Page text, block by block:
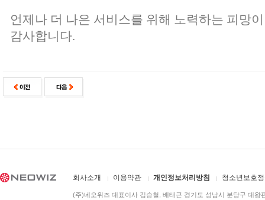
언제나 더 나은 서비스를 위해 노력하는 피망
감사합니다.
회사소개 이용약관 개인정보처리방침 청소년보호
(주)네오위즈 대표이사 김승철, 배태근 경기도 성남시 분당구 대왕